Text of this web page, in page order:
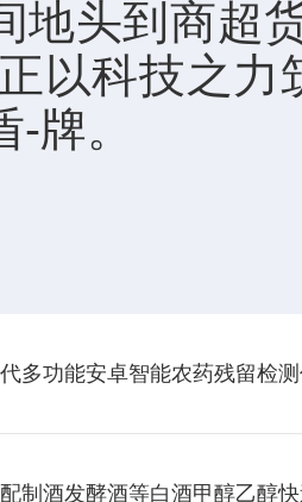
头到商超货
以科技之力
牌。
多功能安卓智能农药残留检
制酒发酵酒等白酒甲醇乙醇